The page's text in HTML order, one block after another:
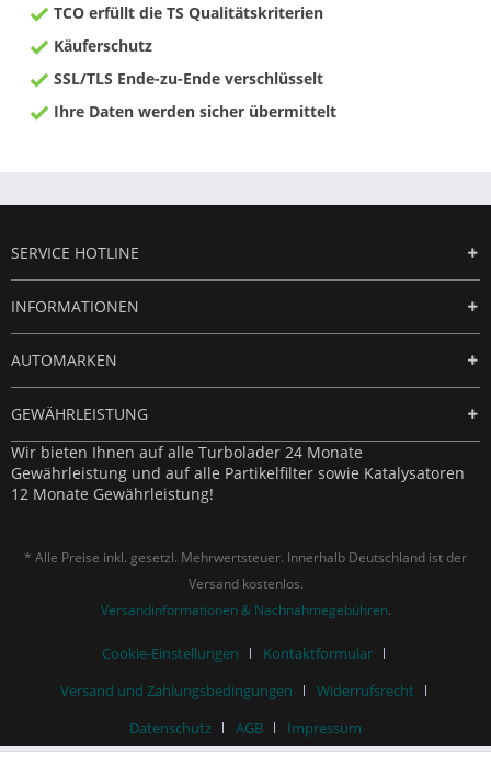
TCO erfüllt die TS Qualitätskriterien
Käuferschutz
SSL/TLS Ende-zu-Ende verschlüsselt
Ihre Daten werden sicher übermittelt
SERVICE HOTLINE
INFORMATIONEN
AUTOMARKEN
GEWÄHRLEISTUNG
Wir bieten Ihnen auf alle Turbolader 24 Monate
Gewährleistung und auf alle Partikelfilter sowie Katalysatoren
12 Monate Gewährleistung!
* Alle Preise inkl. gesetzl. Mehrwertsteuer. Innerhalb Deutschland ist der
Versand kostenlos.
Versandinformationen & Nachnahmegebühren.
Cookie-Einstellungen
Kontaktformular
Versand und Zahlungsbedingungen
Widerrufsrecht
Datenschutz
AGB Impressum